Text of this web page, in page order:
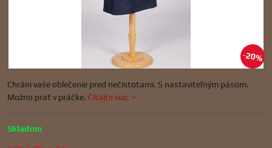
20%
Chráni vaše oblečenie pred nečistotami. S nastaviteľným pásom.
Možno prať v práčke. Čítajte viac
Skladom